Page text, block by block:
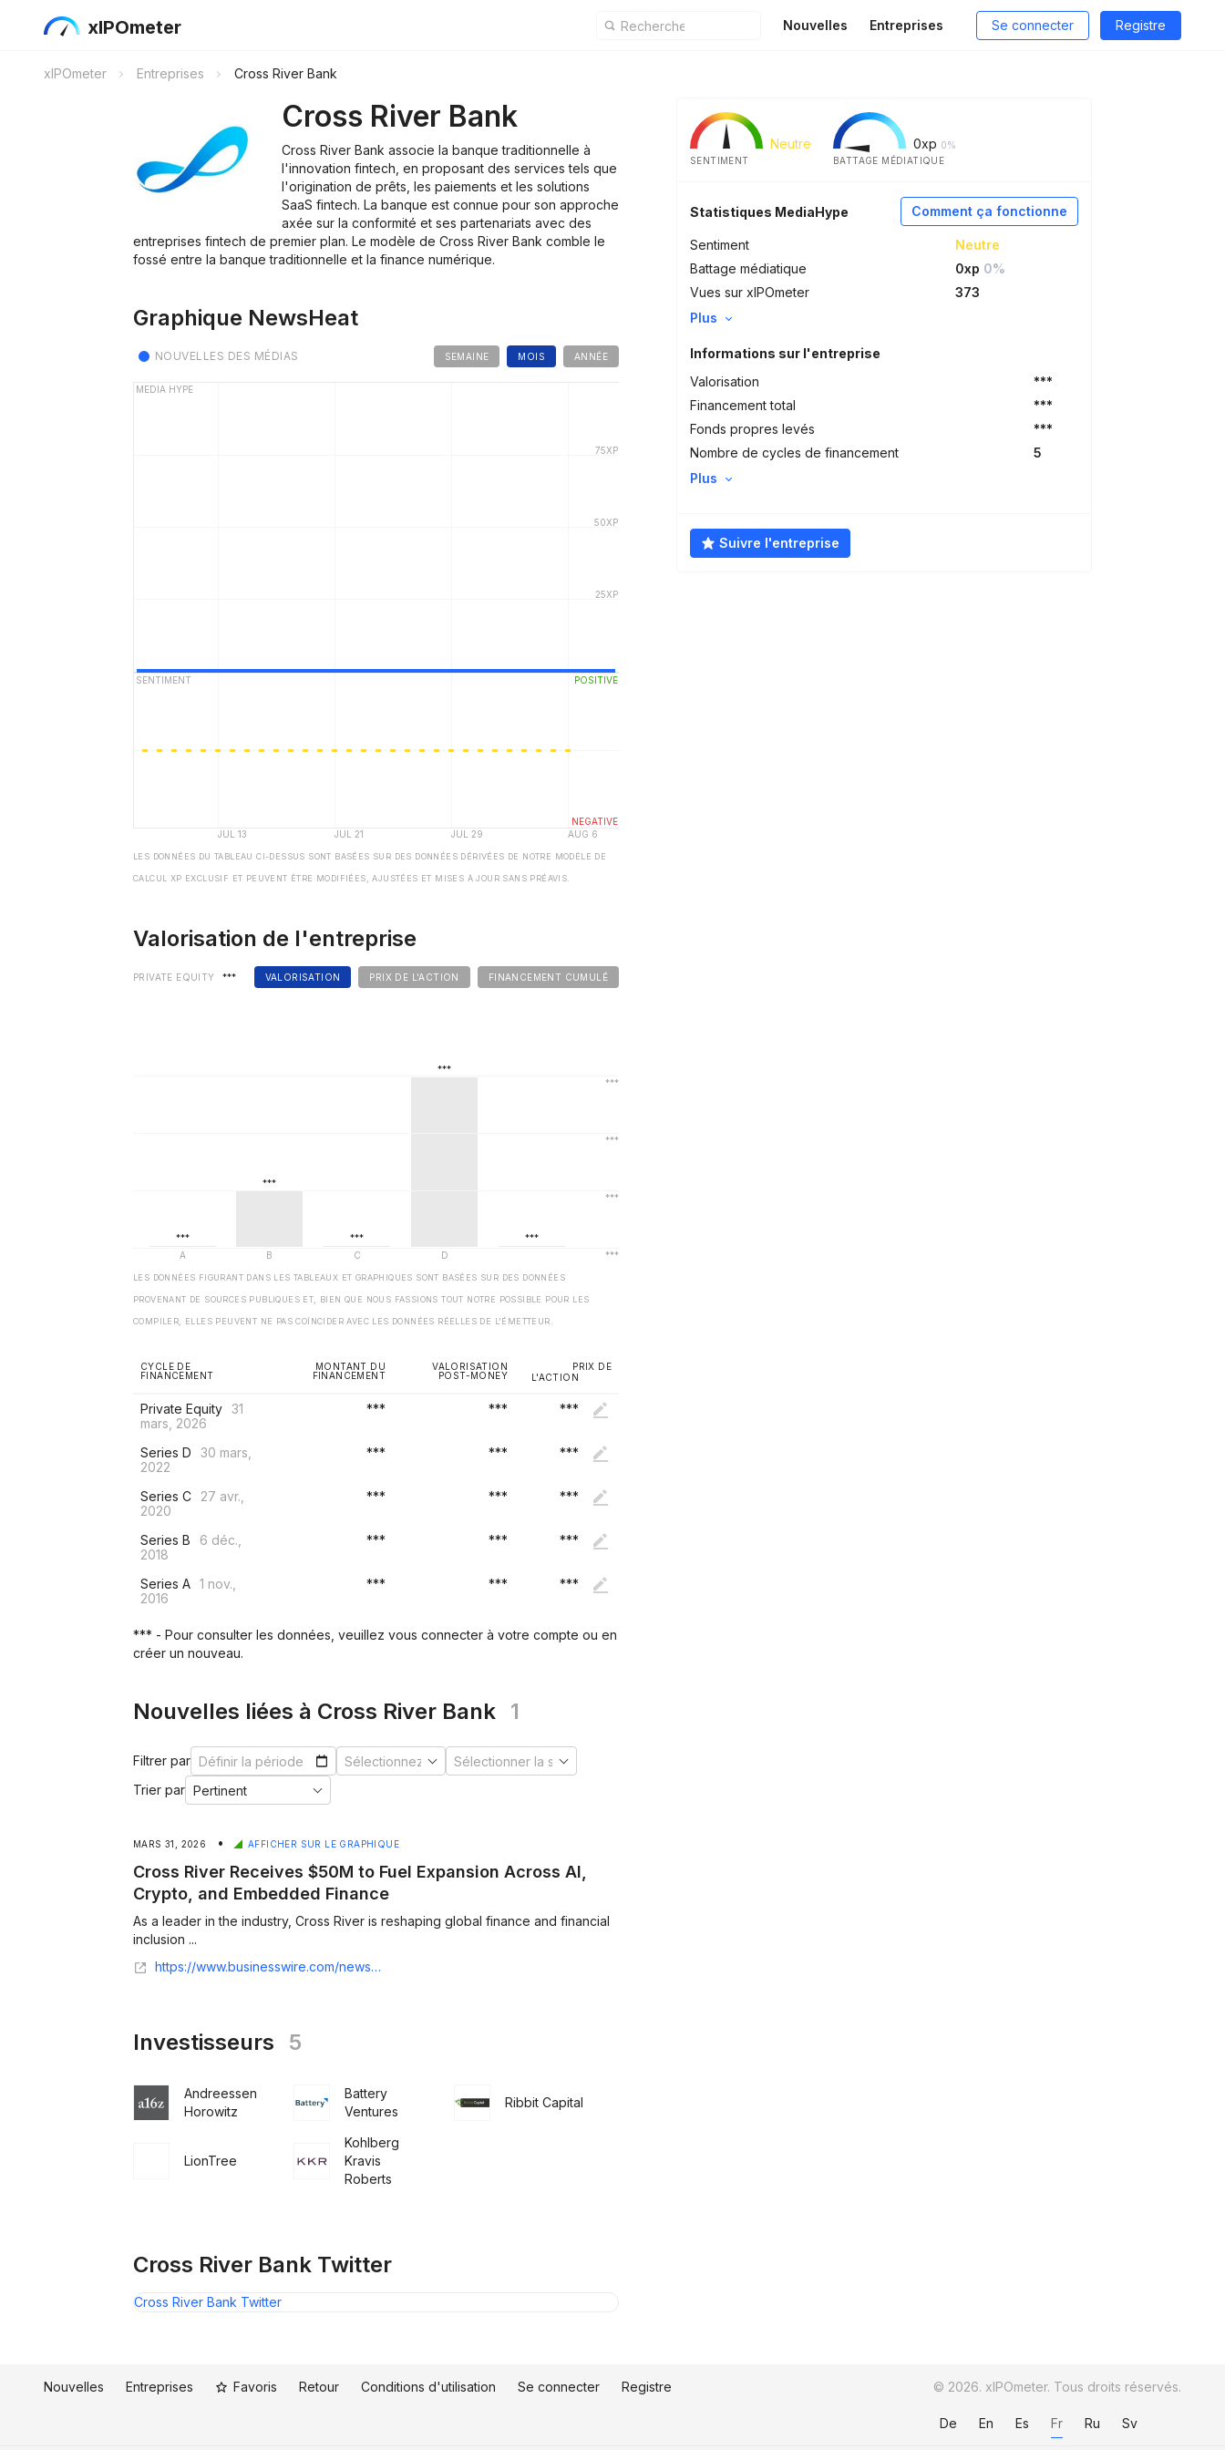
xIPOmeter Nouvelles Entreprises Se connecter Registre
xIPOmeter Entreprises Cross River Bank
Cross River Bank
Cross River Bank associe la banque traditionnelle à
l'innovation fintech, en proposant des services tels que
l'origination de prêts, les paiements et les solutions
SaaS fintech. La banque est connue pour son approche
axée sur la conformité et ses partenariats avec des
entreprises fintech de premier plan. Le modèle de Cross River Bank comble le
fossé entre la banque traditionnelle et la finance numérique.
Neutre
SENTIMENT
0xp 0%
BATTAGE MÉDIATIQUE
Comment ça fonctionne
Statistiques MediaHype
Sentiment
Neutre
Battage médiatique
0xp 0%
Vues sur xIPOmeter
373
Plus
Informations sur l'entreprise
Valorisation
***
Financement total
***
Fonds propres levés
***
Nombre de cycles de financement
5
Plus
Suivre l'entreprise
Graphique NewsHeat
SEMAINE MOIS ANNÉE
NOUVELLES DES MÉDIAS
LES DONNÉES DU TABLEAU CI-DESSUS SONT BASÉES SUR DES DONNÉES DÉRIVÉES DE NOTRE MODÈLE DE
CALCUL XP EXCLUSIF ET PEUVENT ÊTRE MODIFIÉES, AJUSTÉES ET MISES À JOUR SANS PRÉAVIS.
Valorisation de l'entreprise
VALORISATION PRIX DE L'ACTION FINANCEMENT CUMULÉ
PRIVATE EQUITY ***
LES DONNÉES FIGURANT DANS LES TABLEAUX ET GRAPHIQUES SONT BASÉES SUR DES DONNÉES
PROVENANT DE SOURCES PUBLIQUES ET, BIEN QUE NOUS FASSIONS TOUT NOTRE POSSIBLE POUR LES
COMPILER, ELLES PEUVENT NE PAS COÏNCIDER AVEC LES DONNÉES RÉELLES DE L'ÉMETTEUR.
CYCLE DE
FINANCEMENT
MONTANT DU
FINANCEMENT
VALORISATION
POST-MONEY
PRIX DE
L'ACTION
Private Equity 31
mars, 2026
*** *** ***
Series D
30 mars,
2022
*** *** ***
Series C
27 avr.,
2020
*** *** ***
Series B
6 déc.,
2018
*** *** ***
Series A 1 nov.,
2016
*** *** ***
*** - Pour consulter les données, veuillez vous connecter à votre compte ou en
créer un nouveau.
Nouvelles liées à Cross River Bank 1
Filtrer par
Trier par
MARS 31, 2026 • AFFICHER SUR LE GRAPHIQUE
Cross River Receives $50M to Fuel Expansion Across AI,
Crypto, and Embedded Finance
As a leader in the industry, Cross River is reshaping global finance and financial
inclusion ...
https://www.businesswire.com/news/home/20260331463803/en/Cross-River-Receives-%2450M-to-Fuel-Expansion-Across-AI-Crypto-and-Embedded-Finance
Investisseurs 5
Andreessen
Horowitz
Battery
Ventures
Ribbit Capital
LionTree
Kohlberg
Kravis
Roberts
Cross River Bank Twitter
Cross River Bank Twitter
Nouvelles Entreprises Favoris Retour Conditions d'utilisation Se connecter Registre © 2026. xIPOmeter. Tous droits réservés.
De En Es Fr Ru Sv